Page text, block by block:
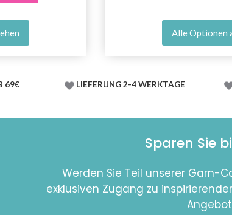
Alle Optionen
69€ LIEFERUNG 2-4 WERKTAGE
Sparen Sie
Werden Sie Teil unserer Garn-
exklusiven Zugang zu